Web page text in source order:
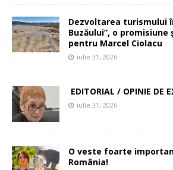
Dezvoltarea turismului
Buzăului”, o promisiune
pentru Marcel Ciolacu
iulie 31, 2026
EDITORIAL / OPINIE DE
iulie 31, 2026
O veste foarte
România!